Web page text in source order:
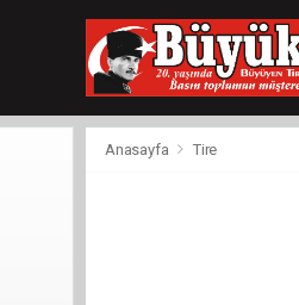
Anasayfa Tire